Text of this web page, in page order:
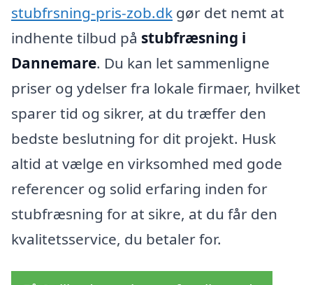
stubfrsning-pris-zob.dk gør det nemt at
indhente tilbud på stubfræsning i
Dannemare. Du kan let sammenligne
priser og ydelser fra lokale firmaer, hvilket
sparer tid og sikrer, at du træffer den
bedste beslutning for dit projekt. Husk
altid at vælge en virksomhed med gode
referencer og solid erfaring inden for
stubfræsning for at sikre, at du får den
kvalitetsservice, du betaler for.